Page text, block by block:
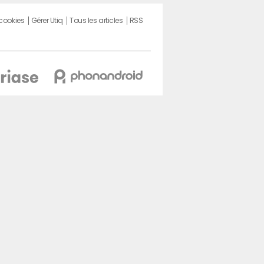
Gérer Utiq Tous les articles
RSS